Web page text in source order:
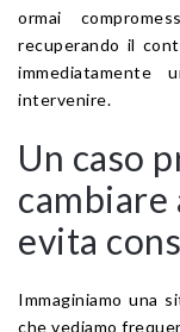
ormai
recuperando il
immediatamente
intervenire.
Un caso
cambiare
evita
Immaginiamo una
che vediamo